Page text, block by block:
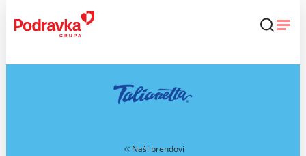
content
Naši brendovi